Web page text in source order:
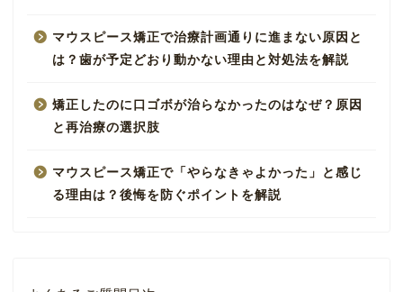
マウスピース矯正で治療計画通りに進まない原因と
は？歯が予定どおり動かない理由と対処法を解説
矯正したのに口ゴボが治らなかったのはなぜ？原因
と再治療の選択肢
マウスピース矯正で「やらなきゃよかった」と感じ
る理由は？後悔を防ぐポイントを解説